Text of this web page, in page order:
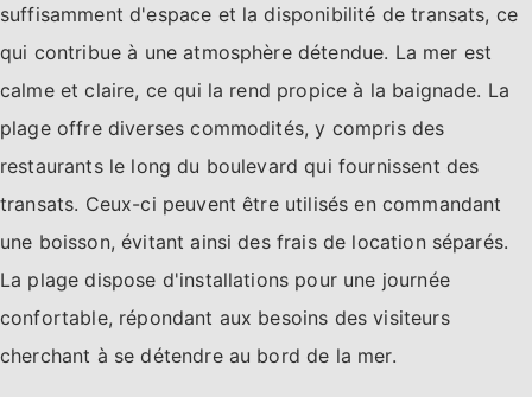
suffisamment d'espace et la disponibilité de transats, ce
qui contribue à une atmosphère détendue. La mer est
calme et claire, ce qui la rend propice à la baignade. La
plage offre diverses commodités, y compris des
restaurants le long du boulevard qui fournissent des
transats. Ceux-ci peuvent être utilisés en commandant
une boisson, évitant ainsi des frais de location séparés.
La plage dispose d'installations pour une journée
confortable, répondant aux besoins des visiteurs
cherchant à se détendre au bord de la mer.